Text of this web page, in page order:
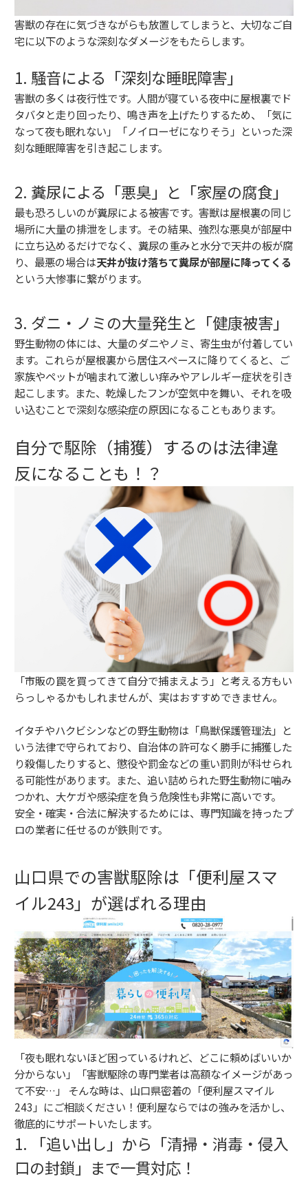
害獣の存在に気づきながらも放置してしまうと、大切なご自
宅に以下のような深刻なダメージをもたらします。
1. 騒音による「深刻な睡眠障害」
害獣の多くは夜行性です。人間が寝ている夜中に屋根裏でド
タバタと走り回ったり、鳴き声を上げたりするため、「気に
なって夜も眠れない」「ノイローゼになりそう」といった深
刻な睡眠障害を引き起こします。
2. 糞尿による「悪臭」と「家屋の腐食」
最も恐ろしいのが糞尿による被害です。害獣は屋根裏の同じ
場所に大量の排泄をします。その結果、強烈な悪臭が部屋中
に立ち込めるだけでなく、糞尿の重みと水分で天井の板が腐
り、最悪の場合は天井が抜け落ちて糞尿が部屋に降ってくる
という大惨事に繋がります。
3. ダニ・ノミの大量発生と「健康被害」
野生動物の体には、大量のダニやノミ、寄生虫が付着してい
ます。これらが屋根裏から居住スペースに降りてくると、ご
家族やペットが噛まれて激しい痒みやアレルギー症状を引き
起こします。また、乾燥したフンが空気中を舞い、それを吸
い込むことで深刻な感染症の原因になることもあります。
自分で駆除（捕獲）するのは法律違
反になることも！？
「市販の罠を買ってきて自分で捕まえよう」と考える方もい
らっしゃるかもしれませんが、実はおすすめできません。
イタチやハクビシンなどの野生動物は「鳥獣保護管理法」と
いう法律で守られており、自治体の許可なく勝手に捕獲した
り殺傷したりすると、懲役や罰金などの重い罰則が科せられ
る可能性があります。また、追い詰められた野生動物に噛み
つかれ、大ケガや感染症を負う危険性も非常に高いです。
安全・確実・合法に解決するためには、専門知識を持ったプ
ロの業者に任せるのが鉄則です。
山口県での害獣駆除は「便利屋スマ
イル243」が選ばれる理由
「夜も眠れないほど困っているけれど、どこに頼めばいいか
分からない」「害獣駆除の専門業者は高額なイメージがあっ
て不安…」 そんな時は、山口県密着の「便利屋スマイル
243」にご相談ください！便利屋ならではの強みを活かし、
徹底的にサポートいたします。
1. 「追い出し」から「清掃・消毒・侵入
口の封鎖」まで一貫対応！